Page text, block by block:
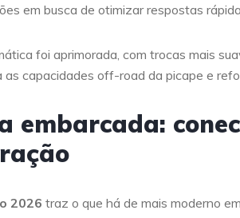
em busca de otimizar respostas
foi aprimorada, com trocas mais
as capacidades off-road da picape e
embarcada:
2026 traz o que há de mais moderno